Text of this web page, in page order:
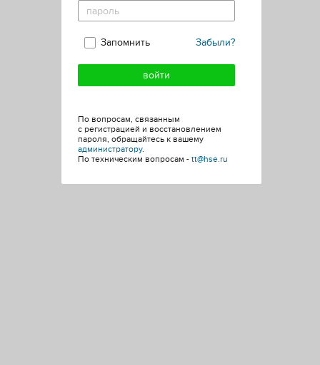
Забыли?
Запомнить
По вопросам, связанным
с регистрацией и восстановлением
пароля, обращайтесь к вашему
администратору.
По техническим вопросам - tt@hse.ru